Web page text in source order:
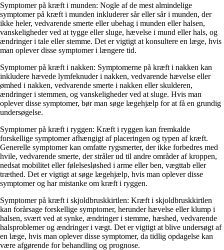
Symptomer på kræft i munden: Nogle af de mest almindelige
symptomer på kræft i munden inkluderer sår eller sår i munden, der
ikke heler, vedvarende smerte eller ubehag i munden eller halsen,
vanskeligheder ved at tygge eller sluge, hævelse i mund eller hals, og
ændringer i tale eller stemme. Det er vigtigt at konsultere en læge, hvis
man oplever disse symptomer i længere tid.
Symptomer på kræft i nakken: Symptomerne på kræft i nakken kan
inkludere hævede lymfeknuder i nakken, vedvarende hævelse eller
ømhed i nakken, vedvarende smerte i nakken eller skulderen,
ændringer i stemmen, og vanskeligheder ved at sluge. Hvis man
oplever disse symptomer, bør man søge lægehjælp for at få en grundig
undersøgelse.
Symptomer på kræft i ryggen: Kræft i ryggen kan fremkalde
forskellige symptomer afhængigt af placeringen og typen af kræft.
Generelle symptomer kan omfatte rygsmerter, der ikke forbedres med
hvile, vedvarende smerte, der stråler ud til andre områder af kroppen,
nedsat mobilitet eller følelsesløshed i arme eller ben, vægttab eller
træthed. Det er vigtigt at søge lægehjælp, hvis man oplever disse
symptomer og har mistanke om kræft i ryggen.
Symptomer på kræft i skjoldbruskkirtlen: Kræft i skjoldbruskkirtlen
kan forårsage forskellige symptomer, herunder hævelse eller klump i
halsen, svært ved at synke, ændringer i stemme, hæshed, vedvarende
halsproblemer og ændringer i vægt. Det er vigtigt at blive undersøgt af
en læge, hvis man oplever disse symptomer, da tidlig opdagelse kan
være afgørende for behandling og prognose.